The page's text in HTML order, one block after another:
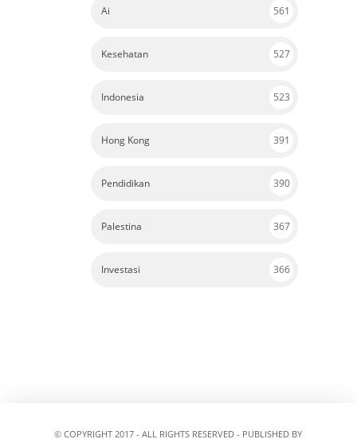
Ai 561
Kesehatan 527
Indonesia 523
Hong Kong 391
Pendidikan 390
Palestina 367
Investasi 366
© COPYRIGHT 2017 - ALL RIGHTS RESERVED - PUBLISHED BY